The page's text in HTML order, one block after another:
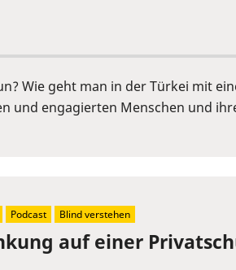
Wie geht man in der Türkei mit
und engagierten Menschen und
auf einer
Podcast Blind verstehen